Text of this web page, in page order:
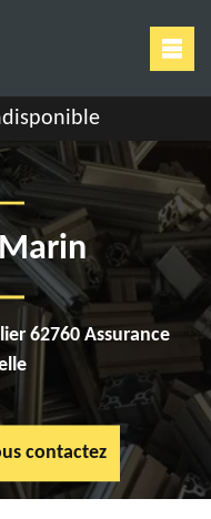
62760 Assurance
contactez